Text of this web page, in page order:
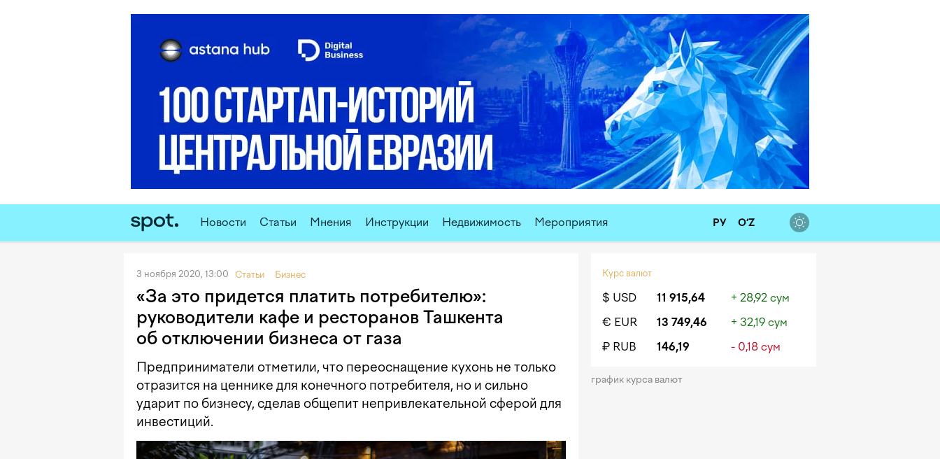
Новости Статьи Мнения Инструкции Недвижимость Мероприятия РУ O‘Z
3 ноября 2020, 13:00 Статьи Бизнес
«За это придется платить потребителю»:
руководители кафе и ресторанов Ташкента
об отключении бизнеса от газа
Предприниматели отметили, что переоснащение кухонь не только
отразится на ценнике для конечного потребителя, но и сильно
ударит по бизнесу, сделав общепит непривлекательной сферой для
инвестиций.
Курс валют
$ USD 11 915,64
+ 28,92 сум
€ EUR
13 749,46
+ 32,19 сум
₽ RUB
146,19 - 0,18 сум
график курса валют
Реклама Медиакит Контакты